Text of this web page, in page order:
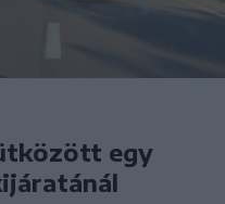
egy